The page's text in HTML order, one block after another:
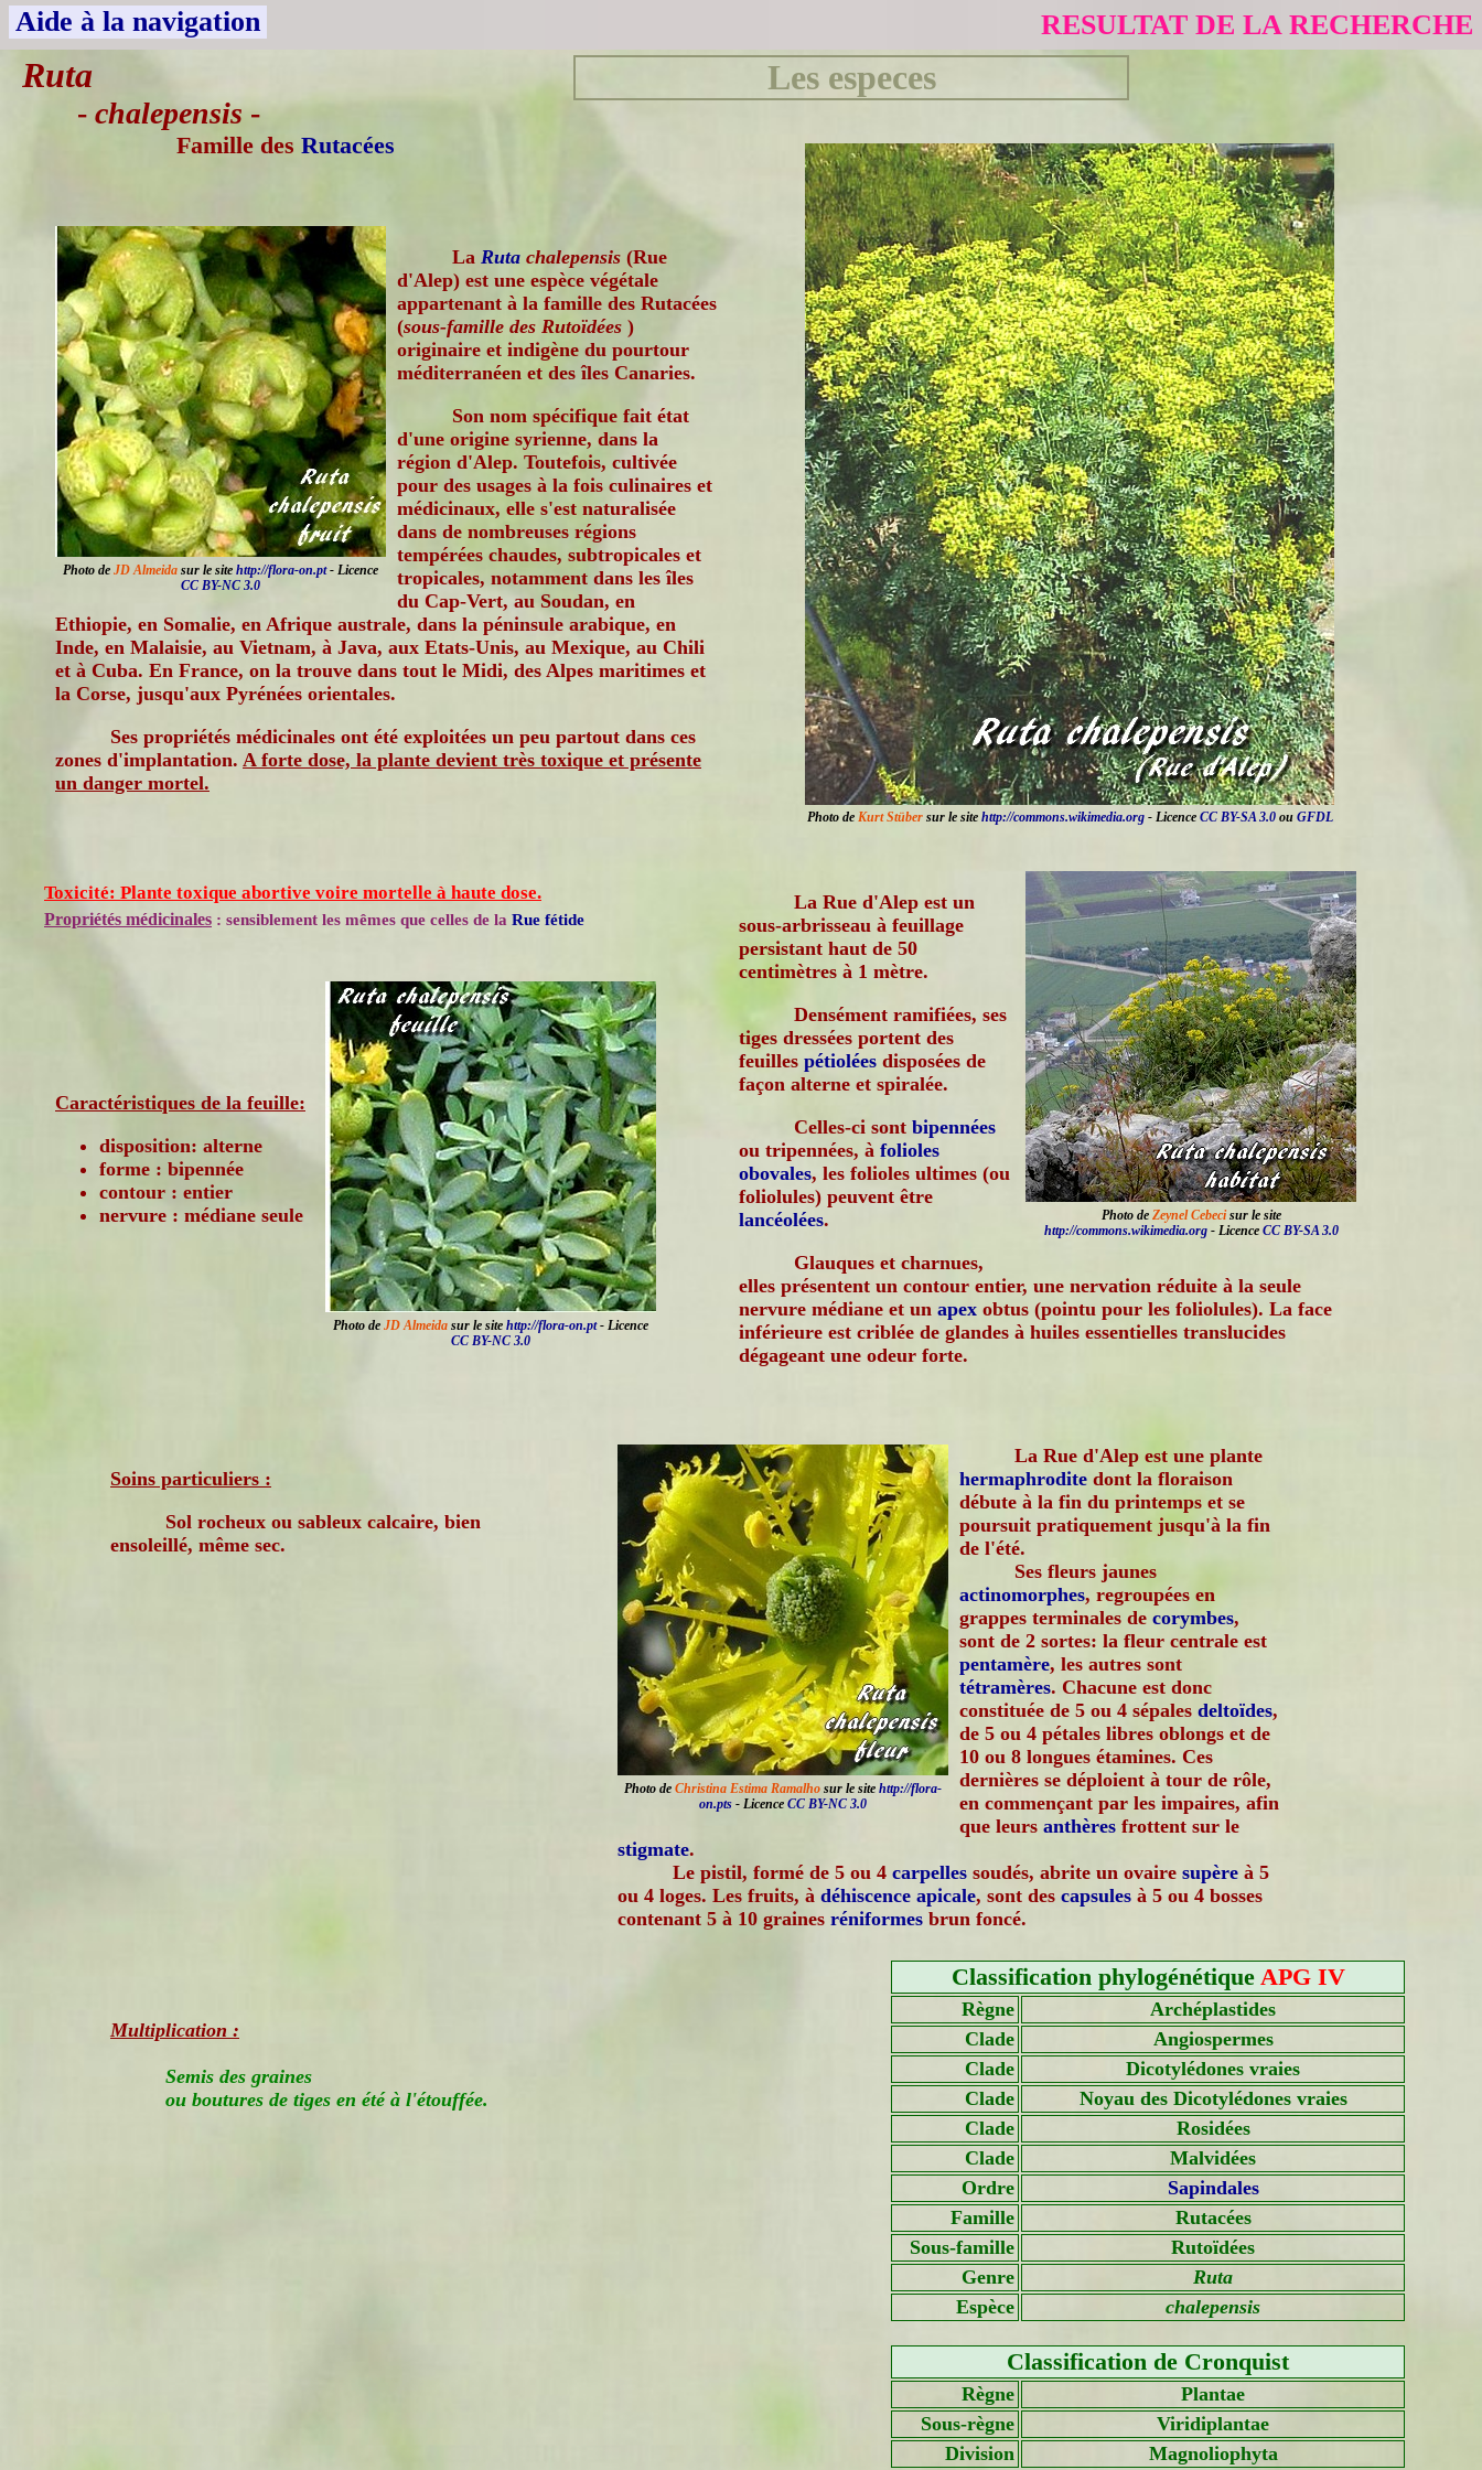
Aide à la navigation RESULTAT DE LA RECHERCHE
Ruta
- chalepensis-
Famille des Rutacées
Les especes
Photo de Kurt Stübersur le site http://commons.wikimedia.org- Licence CC BY-SA 3.0ou GFDL
Photo de JD Almeida sur le site http://flora-on.pt- Licence
CC BY-NC 3.0
La Ruta chalepensis (Rue
d'Alep) est une espèce végétale
appartenant à la famille des Rutacées
(sous-famille des Rutoïdées )
originaire et indigène du pourtour
méditerranéen et des îles Canaries.
Son nom spécifique fait état
d'une origine syrienne, dans la
région d'Alep. Toutefois, cultivée
pour des usages à la fois culinaires et
médicinaux, elle s'est naturalisée
dans de nombreuses régions
tempérées chaudes, subtropicales et
tropicales, notamment dans les îles
du Cap-Vert, au Soudan, en
Ethiopie, en Somalie, en Afrique australe, dans la péninsule arabique, en
Inde, en Malaisie, au Vietnam, à Java, aux Etats-Unis, au Mexique, au Chili
et à Cuba. En France, on la trouve dans tout le Midi, des Alpes maritimes et
la Corse, jusqu'aux Pyrénées orientales.
Ses propriétés médicinales ont été exploitées un peu partout dans ces
zones d'implantation. A forte dose, la plante devient très toxique et présente
un danger mortel.
Toxicité: Plante toxique abortive voire mortelle à haute dose.
Propriétés médicinales : sensiblement les mêmes que celles de la Rue fétide
Photo de Zeynel Cebecisur le site
http://commons.wikimedia.org- Licence CC BY-SA 3.0
La Rue d'Alep est un
sous-arbrisseau à feuillage
persistant haut de 50
centimètres à 1 mètre.
Densément ramifiées, ses
tiges dressées portent des
feuilles pétiolées disposées de
façon alterne et spiralée.
Celles-ci sont bipennées
ou tripennées, à folioles
obovales, les folioles ultimes (ou
foliolules) peuvent être
lancéolées.
Glauques et charnues,
elles présentent un contour entier, une nervation réduite à la seule
nervure médiane et un apex obtus (pointu pour les foliolules). La face
inférieure est criblée de glandes à huiles essentielles translucides
dégageant une odeur forte.
Photo de JD Almeida sur le site http://flora-on.pt- Licence
CC BY-NC 3.0
Caractéristiques de la feuille:
disposition: alterne
forme : bipennée
contour : entier
nervure : médiane seule
Soins particuliers :
Sol rocheux ou sableux calcaire, bien
ensoleillé, même sec.
Photo de Christina Estima Ramalho sur le site http://flora-
on.pts - Licence CC BY-NC 3.0
La Rue d'Alep est une plante
hermaphrodite dont la floraison
débute à la fin du printemps et se
poursuit pratiquement jusqu'à la fin
de l'été.
Ses fleurs jaunes
actinomorphes, regroupées en
grappes terminales de corymbes,
sont de 2 sortes: la fleur centrale est
pentamère, les autres sont
tétramères. Chacune est donc
constituée de 5 ou 4 sépales deltoïdes,
de 5 ou 4 pétales libres oblongs et de
10 ou 8 longues étamines. Ces
dernières se déploient à tour de rôle,
en commençant par les impaires, afin
que leurs anthères frottent sur le
stigmate.
Le pistil, formé de 5 ou 4 carpelles soudés, abrite un ovaire supère à 5
ou 4 loges. Les fruits, à déhiscence apicale, sont des capsules à 5 ou 4 bosses
contenant 5 à 10 graines réniformes brun foncé.
Multiplication :
Semis des graines
ou boutures de tiges en été à l'étouffée.
Classification phylogénétique APG IV
Règne
Archéplastides
Clade
Angiospermes
Clade
Dicotylédones vraies
Clade
Noyau des Dicotylédones vraies
Clade
Rosidées
Clade
Malvidées
Ordre
Sapindales
Famille
Rutacées
Sous-famille
Rutoïdées
Genre
Ruta
Espèce
chalepensis
Classification de Cronquist
Règne
Plantae
Sous-règne
Viridiplantae
Division
Magnoliophyta